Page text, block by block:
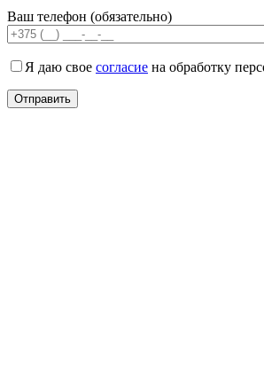
Ваш телефон (обязательно)
Я даю свое согласие на обработку